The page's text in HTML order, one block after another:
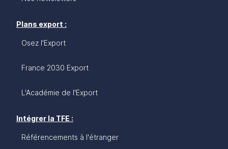
Plans export :
Osez l'Export
France 2030 Export
L'Académie de l'Export
Intégrer la TFE :
Référencements à l'étranger